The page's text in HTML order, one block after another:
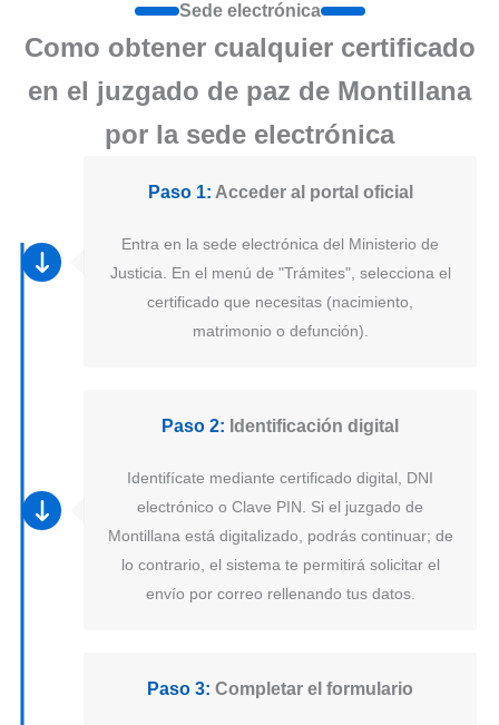
Sede electrónica
Como obtener cualquier certificado
en el juzgado de paz de Montillana
por la sede electrónica
Paso 1: Acceder al portal oficial
Entra en la sede electrónica del Ministerio de
Justicia. En el menú de "Trámites", selecciona el
certificado que necesitas (nacimiento,
matrimonio o defunción).
Paso 2: Identificación digital
Identifícate mediante certificado digital, DNI
electrónico o Clave PIN. Si el juzgado de
Montillana está digitalizado, podrás continuar; de
lo contrario, el sistema te permitirá solicitar el
envío por correo rellenando tus datos.
Paso 3: Completar el formulario